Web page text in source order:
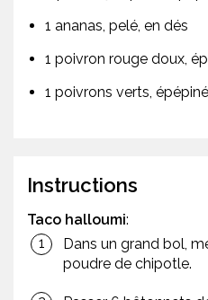
1 ananas, pelé, en dés
1 poivron rouge doux,
1 poivrons verts,
Instructions
Taco halloumi:
Dans un grand bol,
poudre de chipotle.